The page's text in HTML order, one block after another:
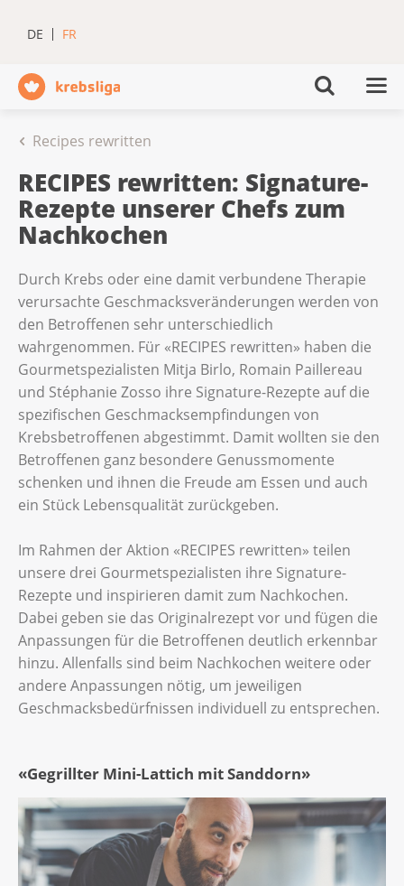
DE FR
Recipes rewritten
RECIPES rewritten: Signature-
Rezepte unserer Chefs zum
Nachkochen
Durch Krebs oder eine damit verbundene Therapie
verursachte Geschmacksveränderungen werden von
den Betroffenen sehr unterschiedlich
wahrgenommen. Für «RECIPES rewritten» haben die
Gourmetspezialisten Mitja Birlo, Romain Paillereau
und Stéphanie Zosso ihre Signature-Rezepte auf die
spezifischen Geschmacksempfindungen von
Krebsbetroffenen abgestimmt. Damit wollten sie den
Betroffenen ganz besondere Genussmomente
schenken und ihnen die Freude am Essen und auch
ein Stück Lebensqualität zurückgeben.
Im Rahmen der Aktion «RECIPES rewritten» teilen
unsere drei Gourmetspezialisten ihre Signature-
Rezepte und inspirieren damit zum Nachkochen.
Dabei geben sie das Originalrezept vor und fügen die
Anpassungen für die Betroffenen deutlich erkennbar
hinzu. Allenfalls sind beim Nachkochen weitere oder
andere Anpassungen nötig, um jeweiligen
Geschmacksbedürfnissen individuell zu entsprechen.
«Gegrillter Mini-Lattich mit Sanddorn»